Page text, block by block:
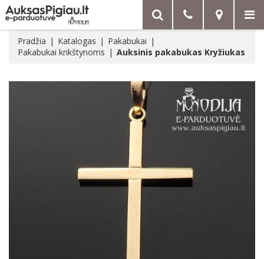
Pradžia Katalogas
Pakabukai
Pakabukai krikštynoms
Auksinis pakabukas Kryžiukas